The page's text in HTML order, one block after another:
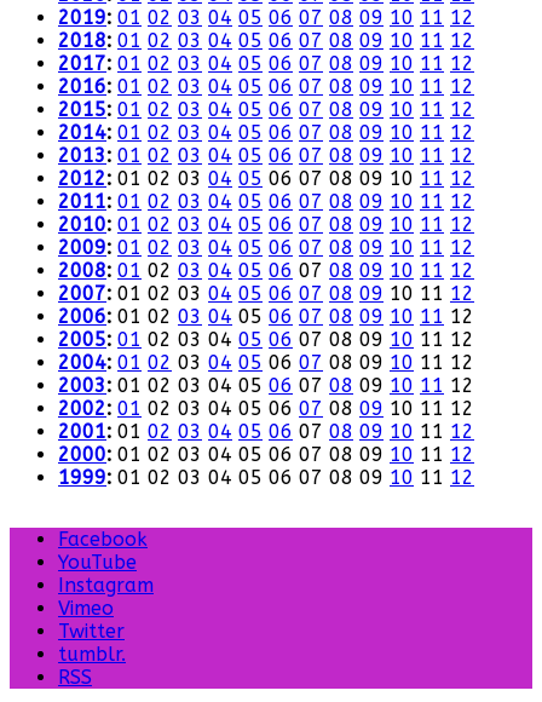
2019: 01 02 03 04 05 06 07 08 09 10 11 12
2018: 01 02 03 04 05 06 07 08 09 10 11 12
2017: 01 02 03 04 05 06 07 08 09 10 11 12
2016: 01 02 03 04 05 06 07 08 09 10 11 12
2015: 01 02 03 04 05 06 07 08 09 10 11 12
2014: 01 02 03 04 05 06 07 08 09 10 11 12
2013: 01 02 03 04 05 06 07 08 09 10 11 12
2012: 01 02 03 04 05 06 07 08 09 10 11 12
2011: 01 02 03 04 05 06 07 08 09 10 11 12
2010: 01 02 03 04 05 06 07 08 09 10 11 12
2009: 01 02 03 04 05 06 07 08 09 10 11 12
2008: 01 02 03 04 05 06 07 08 09 10 11 12
2007: 01 02 03 04 05 06 07 08 09 10 11 12
2006: 01 02 03 04 05 06 07 08 09 10 11 12
2005: 01 02 03 04 05 06 07 08 09 10 11 12
2004: 01 02 03 04 05 06 07 08 09 10 11 12
2003: 01 02 03 04 05 06 07 08 09 10 11 12
2002: 01 02 03 04 05 06 07 08 09 10 11 12
2001: 01 02 03 04 05 06 07 08 09 10 11 12
2000: 01 02 03 04 05 06 07 08 09 10 11 12
1999: 01 02 03 04 05 06 07 08 09 10 11 12
Facebook
YouTube
Instagram
Vimeo
Twitter
tumblr.
RSS